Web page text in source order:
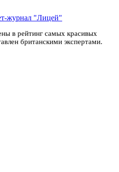
журнал "Лицей"
в рейтинг самых красивых
британскими экспертами.